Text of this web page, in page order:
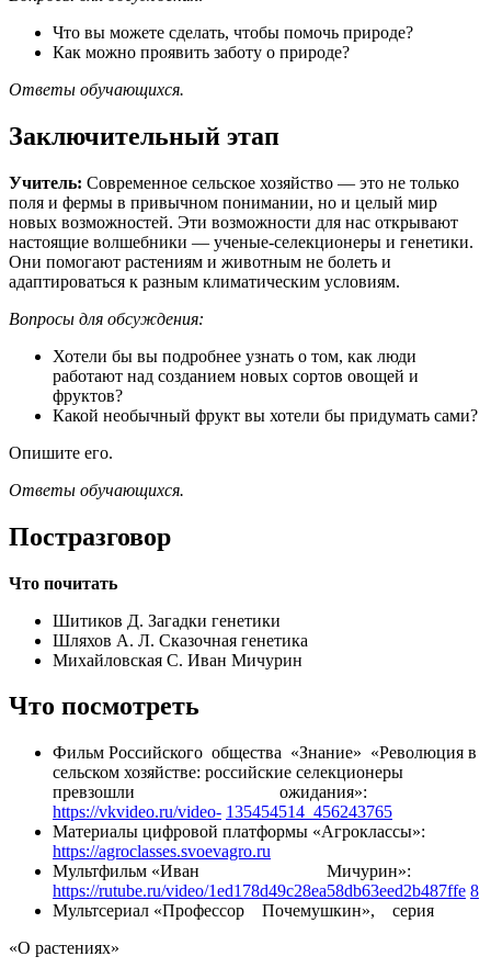
Что вы можете сделать, чтобы помочь природе?
Как можно проявить заботу о природе?
Ответы обучающихся.
Заключительный этап
Учитель: Современное сельское хозяйство — это не только
поля и фермы в привычном понимании, но и целый мир
новых возможностей. Эти возможности для нас открывают
настоящие волшебники — ученые-селекционеры и генетики.
Они помогают растениям и животным не болеть и
адаптироваться к разным климатическим условиям.
Вопросы для обсуждения:
Хотели бы вы подробнее узнать о том, как люди
работают над созданием новых сортов овощей и
фруктов?
Какой необычный фрукт вы хотели бы придумать сами?
Опишите его.
Ответы обучающихся.
Постразговор
Что почитать
Шитиков Д. Загадки генетики
Шляхов А. Л. Сказочная генетика
Михайловская С. Иван Мичурин
Что посмотреть
Фильм Российского общества «Знание» «Революция в
сельском хозяйстве: российские селекционеры
превзошли ожидания»:
https://vkvideo.ru/video- 135454514_456243765
Материалы цифровой платформы «Агроклассы»:
https://agroclasses.svoevagro.ru
Мультфильм «Иван Мичурин»:
https://rutube.ru/video/1ed178d49c28ea58db63eed2b487ffe 8
Мультсериал «Профессор Почемушкин», серия
«О растениях»